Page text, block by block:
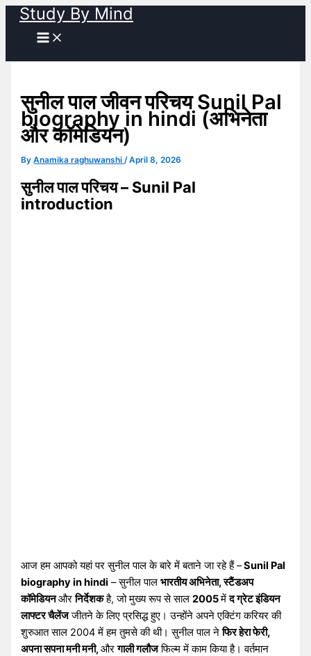
Skip
content
Study By Mind
सुनील पाल जीवन परिचय Sunil Pal
biography in hindi (अभिनेता
और कॉमेडियन)
ByAnamika raghuwanshi/April 8, 2026
सुनील पाल परिचय – Sunil Pal
introduction
आज हम आपको यहां पर सुनील पाल के बारे में बताने जा रहे हैं –Sunil Pal
biography in hindi – सुनील पालभारतीय अभिनेता, स्टैंडअप
कॉमेडियनऔरनिर्देशकहै, जो मुख्य रूप से साल2005मेंद ग्रेट इंडियन
लाफ्टर चैलेंजजीतने के लिए प्रसिद्ध हुए। उन्होंने अपने एक्टिंग करियर की
शुरुआत साल 2004 में हम तुमसे की थी। सुनील पाल नेफिर हेरा फेरी,
अपना सपना मनी मनी,औरगाली गलौजफिल्म में काम किया है। वर्तमान